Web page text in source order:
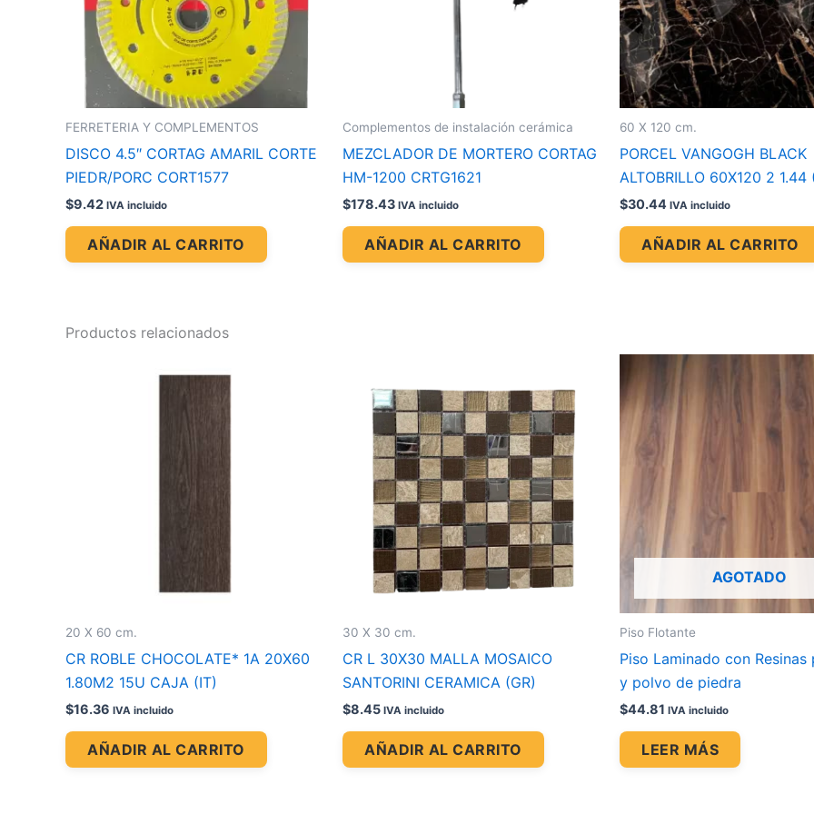
FERRETERIA Y COMPLEMENTOS
DISCO 4.5″ CORTAG AMARIL CORTE
PIEDR/PORC CORT1577
$9.42 IVA incluido
AÑADIR AL CARRITO
Complementos de instalación cerámica
MEZCLADOR DE MORTERO CORTAG
HM-1200 CRTG1621
$178.43 IVA incluido
AÑADIR AL CARRITO
60 X 120 cm.
PORCEL VANGOGH BLACK
ALTOBRILLO 60X120 2 1.44
$30.44 IVA incluido
AÑADIR AL CARRITO
Productos relacionados
20 X 60 cm.
CR ROBLE CHOCOLATE* 1A 20X60
1.80M2 15U CAJA (IT)
$16.36 IVA incluido
AÑADIR AL CARRITO
30 X 30 cm.
CR L 30X30 MALLA MOSAICO
SANTORINI CERAMICA (GR)
$8.45 IVA incluido
AÑADIR AL CARRITO
AGOTADO
Piso Flotante
Piso Laminado con Resinas
y polvo de piedra
$44.81 IVA incluido
LEER MÁS